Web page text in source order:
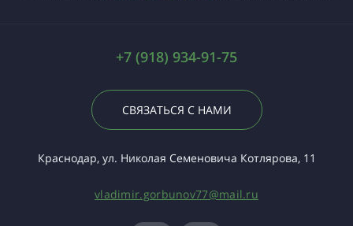
+7 (918) 934-91-75
СВЯЗАТЬСЯ С НАМИ
Краснодар, ул. Николая Семеновича Котлярова, 11
vladimir.gorbunov77@mail.ru